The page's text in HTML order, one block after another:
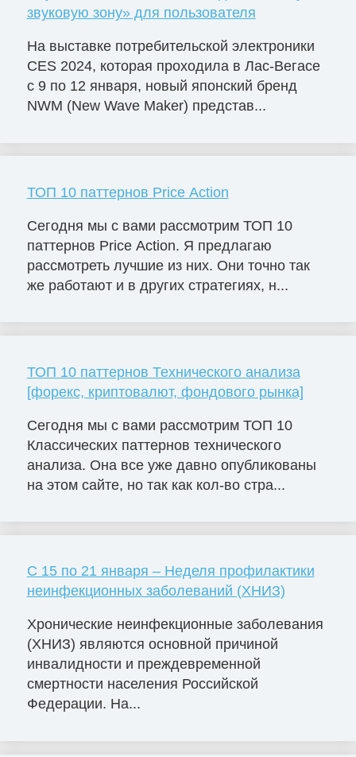
звуковую зону» для пользователя
На выставке потребительской электроники
CES 2024, которая проходила в Лас-Вегасе
с 9 по 12 января, новый японский бренд
NWM (New Wave Maker) представ...
ТОП 10 паттернов Price Action
Сегодня мы с вами рассмотрим ТОП 10
паттернов Price Action. Я предлагаю
рассмотреть лучшие из них. Они точно так
же работают и в других стратегиях, н...
ТОП 10 паттернов Технического анализа
[форекс, криптовалют, фондового рынка]
Сегодня мы с вами рассмотрим ТОП 10
Классических паттернов технического
анализа. Она все уже давно опубликованы
на этом сайте, но так как кол-во стра...
С 15 по 21 января – Неделя профилактики
неинфекционных заболеваний (ХНИЗ)
Хронические неинфекционные заболевания
(ХНИЗ) являются основной причиной
инвалидности и преждевременной
смертности населения Российской
Федерации. На...